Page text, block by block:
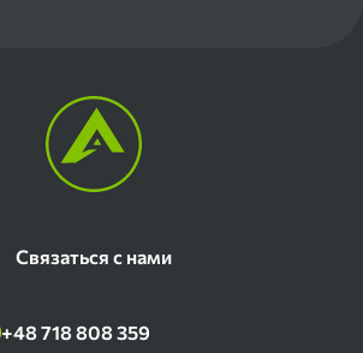
Связаться с нами
+48 718 808 359